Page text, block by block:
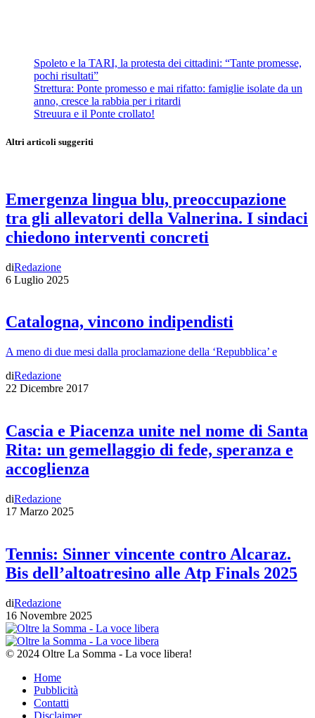
Spoleto e la TARI, la protesta dei cittadini: “Tante promesse,
pochi risultati”
Strettura: Ponte promesso e mai rifatto: famiglie isolate da un
anno, cresce la rabbia per i ritardi
Streuura e il Ponte crollato!
Altri articoli suggeriti
Emergenza lingua blu, preoccupazione
tra gli allevatori della Valnerina. I sindaci
chiedono interventi concreti
diRedazione
6 Luglio 2025
Catalogna, vincono indipendisti
A meno di due mesi dalla proclamazione della ‘Repubblica’ e
diRedazione
22 Dicembre 2017
Cascia e Piacenza unite nel nome di Santa
Rita: un gemellaggio di fede, speranza e
accoglienza
diRedazione
17 Marzo 2025
Tennis: Sinner vincente contro Alcaraz.
Bis dell’altoatresino alle Atp Finals 2025
diRedazione
16 Novembre 2025
© 2024 Oltre La Somma - La voce libera!
Home
Pubblicità
Contatti
Disclaimer